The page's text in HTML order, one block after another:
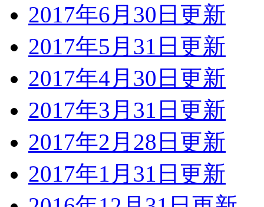
2017年6月30日更新
2017年5月31日更新
2017年4月30日更新
2017年3月31日更新
2017年2月28日更新
2017年1月31日更新